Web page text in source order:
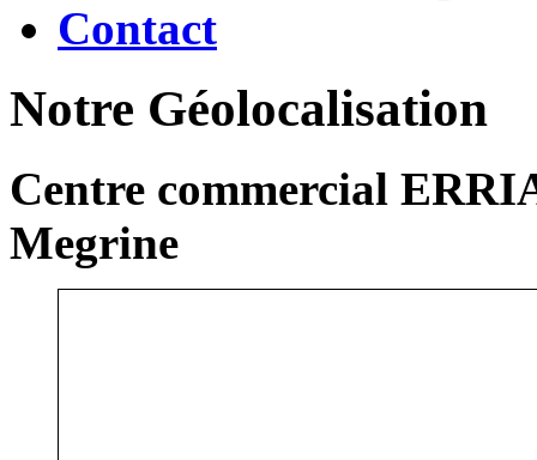
Contact
Notre Géolocalisation
Centre commercial
Megrine